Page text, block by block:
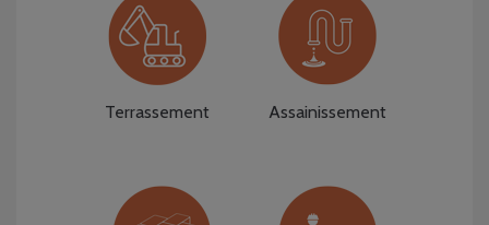
Terrassement Assainissement